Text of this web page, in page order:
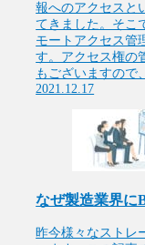
報へのアクセスと
てきました。そこ
モートアクセス管
す。アクセス権の
もございますので
2021.12.17
なぜ製造業界に
昨今様々なストレ